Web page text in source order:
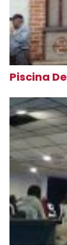
Piscina